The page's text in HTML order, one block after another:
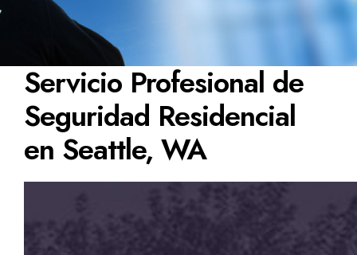
TESTIMONIOS
PREGUNTAS FRECUENTES
CONTÁCTANOS
Servicio Profesional de
Seguridad Residencial
en Seattle, WA